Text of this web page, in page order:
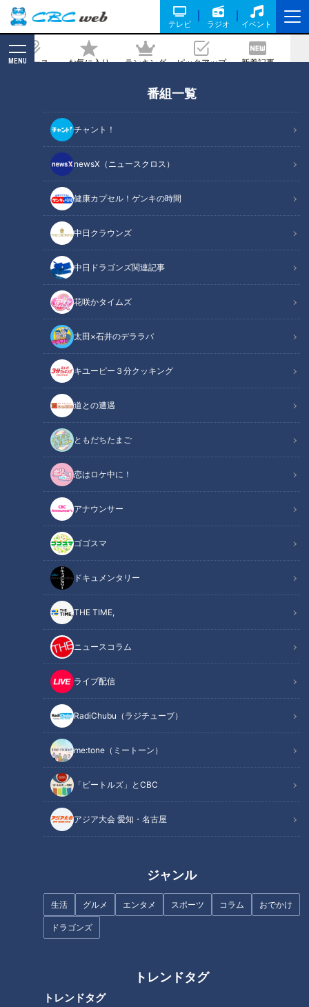
テレビ ラジオ イベント
ニュース お気に入り ランキング ピックアップ 新着記事
MENU
番組一覧
チャント！
newsX（ニュースクロス）
健康カプセル！ゲンキの時間
中日クラウンズ
中日ドラゴンズ関連記事
花咲かタイムズ
太田×石井のデララバ
キユーピー３分クッキング
道との遭遇
ともだちたまご
恋はロケ中に！
アナウンサー
ゴゴスマ
ドキュメンタリー
THE TIME,
ニュースコラム
ライブ配信
RadiChubu（ラジチューブ）
me:tone（ミートーン）
「ビートルズ」とCBC
アジア大会 愛知・名古屋
ジャンル
生活 グルメ エンタメ スポーツ コラム おでかけ
ドラゴンズ
トレンドタグ
トレンドタグ
で名古屋めしを存分に楽しめる居酒屋
「てしごと家」
記事に戻る
CBCテレビ：画像「デララバ」
この記事の画像（全12枚）
記事に戻る
この記事を見たあなたへのおすすめ
人気のパワースポットとグルメ
【初公開！完全版】７秒前の記
憶が消えていく女性・・“すべて